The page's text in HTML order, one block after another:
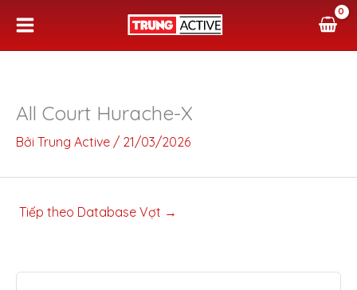
nội
All Court Hurache-X
Bởi Trung Active / 21/03/2026
Tiếp theo Database Vợt →